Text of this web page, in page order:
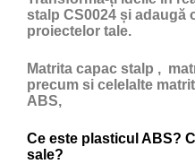
stalp CS0024 și adaugă
proiectelor tale.
Matrita capac stalp ,
precum si celelalte
ABS,
Ce este plasticul ABS?
sale?